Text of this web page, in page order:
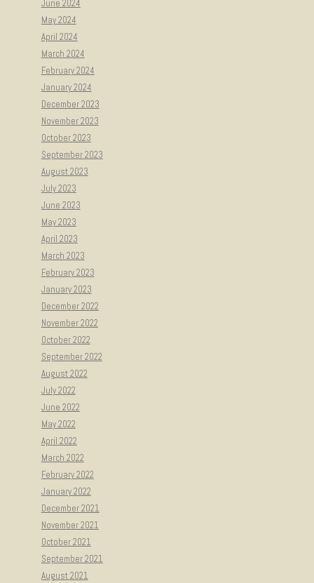
June 2024
May 2024
April 2024
March 2024
February 2024
January 2024
December 2023
November 2023
October 2023
September 2023
August 2023
July 2023
June 2023
May 2023
April 2023
March 2023
February 2023
January 2023
December 2022
November 2022
October 2022
September 2022
August 2022
July 2022
June 2022
May 2022
April 2022
March 2022
February 2022
January 2022
December 2021
November 2021
October 2021
September 2021
August 2021